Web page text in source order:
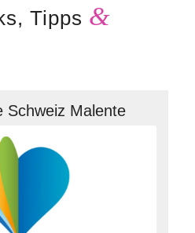
Tipps &
Schweiz Malente